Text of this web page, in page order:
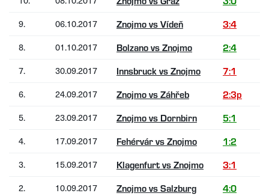
9.
06.10.2017 Znojmo vs Vídeň 3:4
8.
01.10.2017 Bolzano vs Znojmo 2:4
7.
30.09.2017 Innsbruck vs Znojmo 7:1
6.
24.09.2017 Znojmo vs Záhřeb 2:3p
5.
23.09.2017 Znojmo vs Dornbirn 5:1
4.
17.09.2017 Fehérvár vs Znojmo 1:2
3.
15.09.2017 Klagenfurt vs Znojmo 3:1
2.
10.09.2017 Znojmo vs Salzburg 4:0